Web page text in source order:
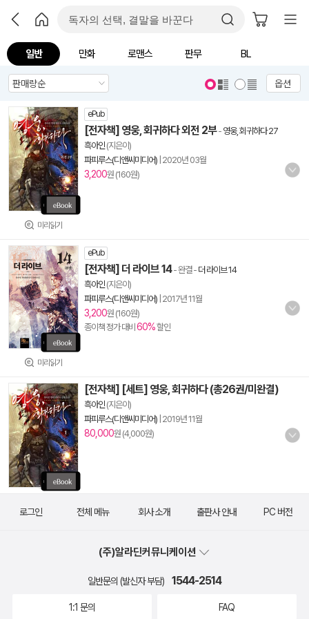
일반 만화 로맨스 판무 BL
옵션
미리읽기
ePub
[전자책] 영웅, 회귀하다 외전 2부- 영웅, 회귀하다 27
흑아인 (지은이)
파피루스(디앤씨미디어) 2020년 03월
3,200원 (160원)
미리읽기
ePub
[전자책] 더 라이브 14- 완결- 더 라이브 14
흑아인 (지은이)
파피루스(디앤씨미디어) 2017년 11월
3,200원 (160원)
종이책 정가 대비 60%할인
[전자책] [세트] 영웅, 회귀하다 (총26권/미완결)
흑아인 (지은이)
파피루스(디앤씨미디어) 2019년 11월
80,000원 (4,000원)
로그인 전체 메뉴 회사 소개 출판사 안내 PC 버전
(주)알라딘커뮤니케이션
일반문의 (발신자 부담) 1544-2514
1:1 문의 FAQ